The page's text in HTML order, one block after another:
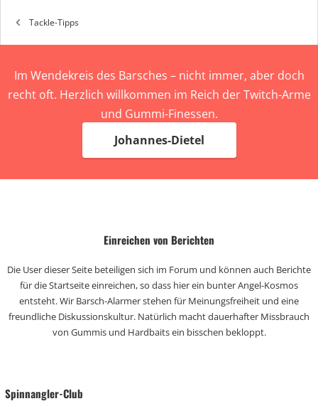
Tackle-Tipps
Im Wendekreis des Barsches – nicht immer, aber doch
recht oft. Herzlich willkommen im Reich der Twitch-Arme
und Gummi-Finessen.
Johannes-Dietel
Einreichen von Berichten
Die User dieser Seite beteiligen sich im Forum und können auch Berichte
für die Startseite einreichen, so dass hier ein bunter Angel-Kosmos
entsteht. Wir Barsch-Alarmer stehen für Meinungsfreiheit und eine
freundliche Diskussionskultur. Natürlich macht dauerhafter Missbrauch
von Gummis und Hardbaits ein bisschen bekloppt.
Spinnangler-Club